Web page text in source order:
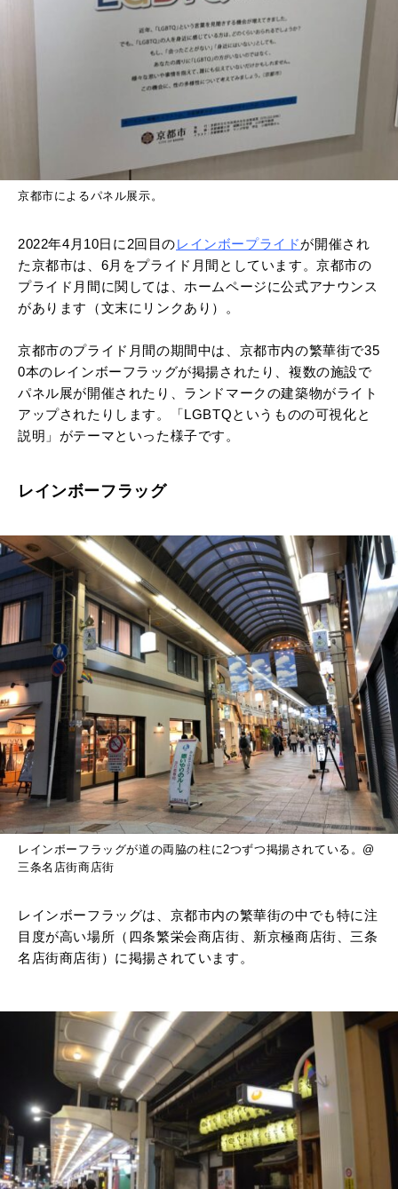
京都市によるパネル展示。
2022年4月10日に2回目のレインボープライドが開催され
た京都市は、6月をプライド月間としています。京都市の
プライド月間に関しては、ホームページに公式アナウンス
があります（文末にリンクあり）。
京都市のプライド月間の期間中は、京都市内の繁華街で35
0本のレインボーフラッグが掲揚されたり、複数の施設で
パネル展が開催されたり、ランドマークの建築物がライト
アップされたりします。「LGBTQというものの可視化と
説明」がテーマといった様子です。
レインボーフラッグ
レインボーフラッグが道の両脇の柱に2つずつ掲揚されている。@
三条名店街商店街
レインボーフラッグは、京都市内の繁華街の中でも特に注
目度が高い場所（四条繁栄会商店街、新京極商店街、三条
名店街商店街）に掲揚されています。